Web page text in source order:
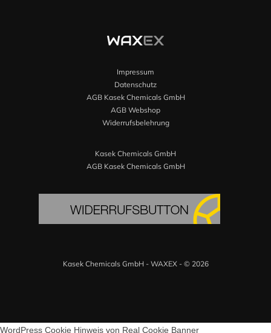
Impressum
Datenschutz
AGB Kasek Chemicals GmbH
AGB Webshop
Widerrufsbelehrung
Kasek Chemicals GmbH
AGB Kasek Chemicals GmbH
Kasek Chemicals GmbH - WAXEX - © 2026
WordPress Cookie Hinweis von Real Cookie Banner